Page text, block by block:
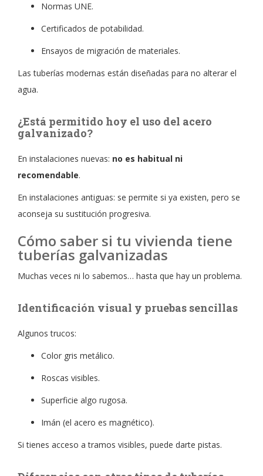
Normas UNE.
Certificados de potabilidad.
Ensayos de migración de materiales.
Las tuberías modernas están diseñadas para no alterar el
agua.
¿Está permitido hoy el uso del acero
galvanizado?
En instalaciones nuevas: no es habitual ni
recomendable.
En instalaciones antiguas: se permite si ya existen, pero se
aconseja su sustitución progresiva.
Cómo saber si tu vivienda tiene
tuberías galvanizadas
Muchas veces ni lo sabemos… hasta que hay un problema.
Identificación visual y pruebas sencillas
Algunos trucos:
Color gris metálico.
Roscas visibles.
Superficie algo rugosa.
Imán (el acero es magnético).
Si tienes acceso a tramos visibles, puede darte pistas.